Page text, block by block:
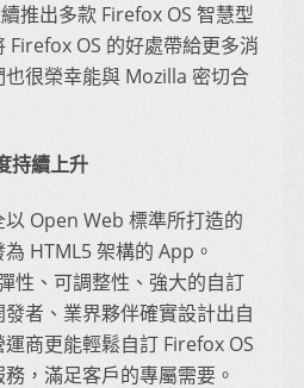
推出多款 Firefox OS 智慧型
Firefox OS 的好處帶給更多消
很榮幸能與 Mozilla 密切合
持續上升
Open Web 標準所打造的
HTML5 架構的 App。
性、可調整性、強大的自訂
者、業界夥伴確實設計出自
商更能輕鬆自訂 Firefox OS
，滿足客戶的專屬需要。